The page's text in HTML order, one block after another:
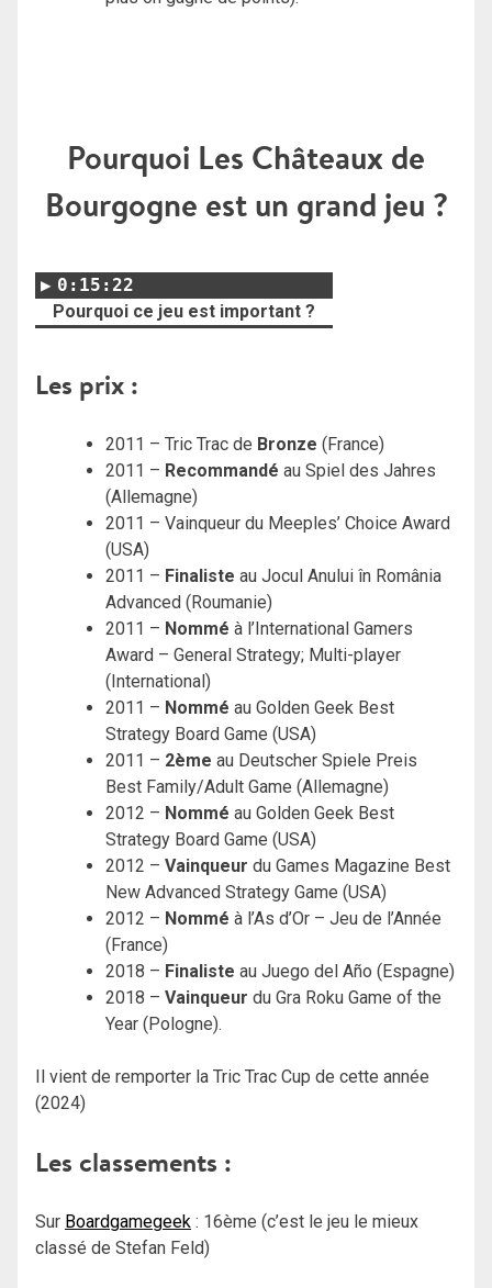
Pourquoi Les Châteaux de
Bourgogne est un grand jeu ?
0:15:22
Pourquoi ce jeu est important ?
Les prix :
2011 – Tric Trac de Bronze (France)
2011 – Recommandé au Spiel des Jahres
(Allemagne)
2011 – Vainqueur du Meeples’ Choice Award
(USA)
2011 – Finaliste au Jocul Anului în România
Advanced (Roumanie)
2011 – Nommé à l’International Gamers
Award – General Strategy; Multi-player
(International)
2011 – Nommé au Golden Geek Best
Strategy Board Game (USA)
2011 – 2ème au Deutscher Spiele Preis
Best Family/Adult Game (Allemagne)
2012 – Nommé au Golden Geek Best
Strategy Board Game (USA)
2012 – Vainqueur du Games Magazine Best
New Advanced Strategy Game (USA)
2012 – Nommé à l’As d’Or – Jeu de l’Année
(France)
2018 – Finaliste au Juego del Año (Espagne)
2018 – Vainqueur du Gra Roku Game of the
Year (Pologne).
Il vient de remporter la Tric Trac Cup de cette année
(2024)
Les classements :
Sur Boardgamegeek : 16ème (c’est le jeu le mieux
classé de Stefan Feld)